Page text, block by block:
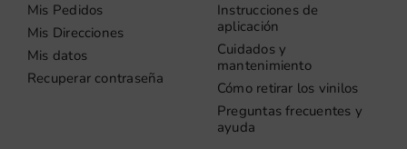
Mis Pedidos
Mis Direcciones
Mis datos
Recuperar contraseña
Instrucciones de
aplicación
Cuidados y
mantenimiento
Cómo retirar los vinilos
Preguntas frecuentes y
ayuda